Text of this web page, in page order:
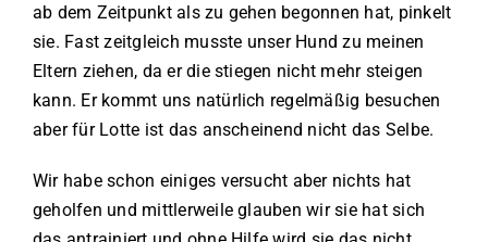
ab dem Zeitpunkt als zu gehen begonnen hat, pinkelt
sie. Fast zeitgleich musste unser Hund zu meinen
Eltern ziehen, da er die stiegen nicht mehr steigen
kann. Er kommt uns natürlich regelmäßig besuchen
aber für Lotte ist das anscheinend nicht das Selbe.
Wir habe schon einiges versucht aber nichts hat
geholfen und mittlerweile glauben wir sie hat sich